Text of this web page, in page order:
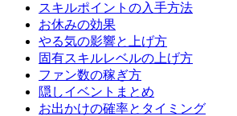
スキルポイントの入手方法
お休みの効果
やる気の影響と上げ方
固有スキルレベルの上げ方
ファン数の稼ぎ方
隠しイベントまとめ
お出かけの確率とタイミング